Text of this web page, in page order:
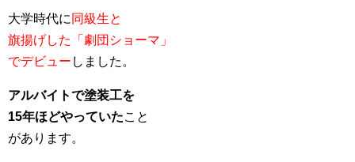
大学時代に 同級生と
旗揚げした「劇団ショーマ」
でデビュー しました。
アルバイトで塗装工を
15年ほどやっていたこと
があります。